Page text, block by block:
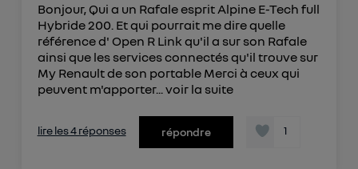
Bonjour, Qui a un Rafale esprit Alpine E-Tech full
Hybride 200. Et qui pourrait me dire quelle
référence d' Open R Link qu'il a sur son Rafale
ainsi que les services connectés qu'il trouve sur
My Renault de son portable Merci à ceux qui
peuvent m'apporter...voir la suite
lire les 4 réponses répondre 1